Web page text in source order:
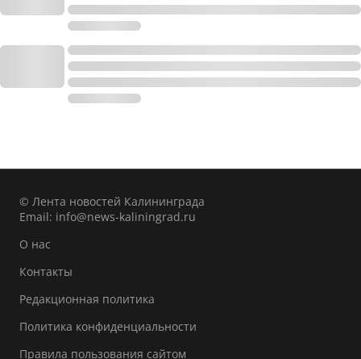
© Лента новостей Калининграда
Email: info@news-kaliningrad.ru
О нас
Контакты
Редакционная политика
Политика конфиденциальности
Правила пользования сайтом